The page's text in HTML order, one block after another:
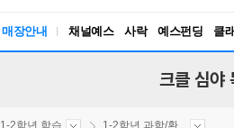
매장안내 채널예스 사락 예스펀딩 클
크클 심야
1-2학년 학습 1-2학년 과학/환...